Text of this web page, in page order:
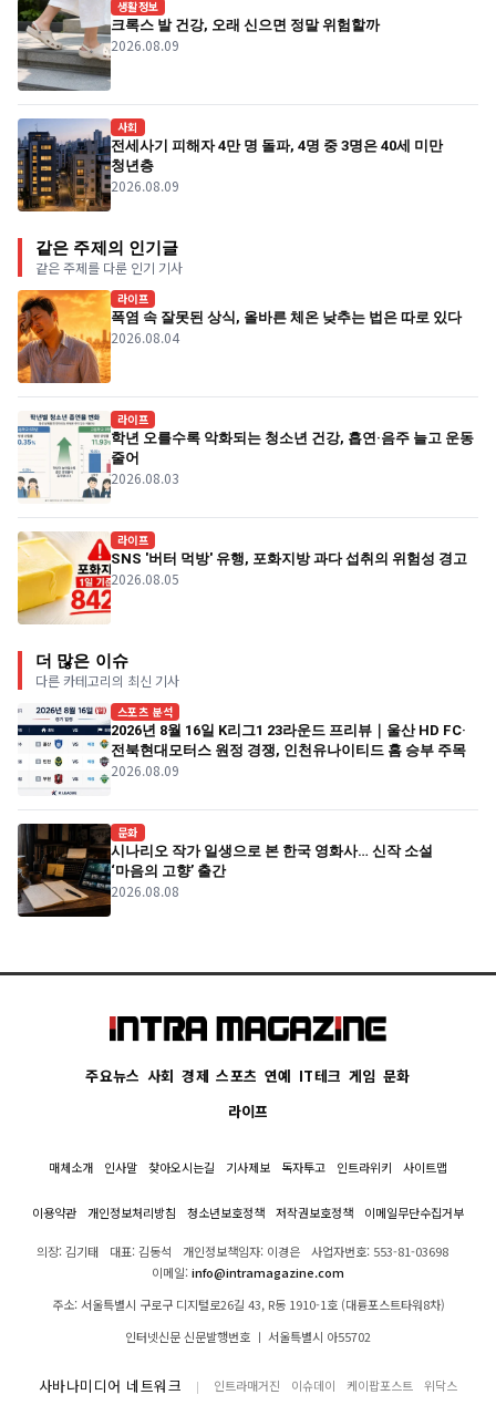
생활정보
크록스 발 건강, 오래 신으면 정말 위험할까
2026.08.09
사회
전세사기 피해자 4만 명 돌파, 4명 중 3명은 40세 미만
청년층
2026.08.09
같은 주제의 인기글
같은 주제를 다룬 인기 기사
라이프
폭염 속 잘못된 상식, 올바른 체온 낮추는 법은 따로 있다
2026.08.04
라이프
학년 오를수록 악화되는 청소년 건강, 흡연·음주 늘고 운동
줄어
2026.08.03
라이프
SNS '버터 먹방' 유행, 포화지방 과다 섭취의 위험성 경고
2026.08.05
더 많은 이슈
다른 카테고리의 최신 기사
스포츠 분석
2026년 8월 16일 K리그1 23라운드 프리뷰｜울산 HD FC·
전북현대모터스 원정 경쟁, 인천유나이티드 홈 승부 주목
2026.08.09
문화
시나리오 작가 일생으로 본 한국 영화사… 신작 소설
‘마음의 고향’ 출간
2026.08.08
주요뉴스 사회 경제 스포츠 연예 IT테크 게임 문화
라이프
매체소개 인사말 찾아오시는길 기사제보 독자투고 인트라위키 사이트맵
이용약관 개인정보처리방침 청소년보호정책 저작권보호정책 이메일무단수집거부
의장: 김기태 대표: 김동석 개인정보책임자: 이경은
사업자번호: 553-81-03698
이메일:info@intramagazine.com
주소: 서울특별시 구로구 디지털로26길 43, R동 1910-1호 (대륭포스트타워8차)
인터넷신문 신문발행번호 ㅣ 서울특별시 아55702
사바나미디어 네트워크 인트라매거진 이슈데이 케이팝포스트 위닥스